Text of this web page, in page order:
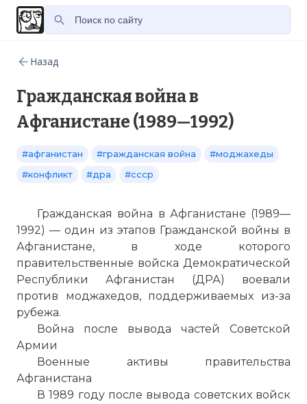
Назад
Гражданская война в
Афганистане (1989—1992)
#афганистан #гражданская война
#моджахеды
#конфликт
#дра #ссср
Гражданская война в Афганистане (1989—
1992) — один из этапов Гражданской войны в
Афганистане, в ходе которого
правительственные войска Демократической
Республики Афганистан (ДРА) воевали
против моджахедов, поддерживаемых из-за
рубежа.
Война после вывода частей Советской
Армии
Военные активы правительства
Афганистана
В 1989 году после вывода советских войск